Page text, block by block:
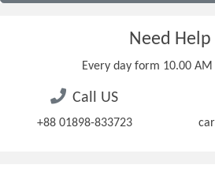
Need Help
Every day form 10.00
Call US
+88 01898-833723